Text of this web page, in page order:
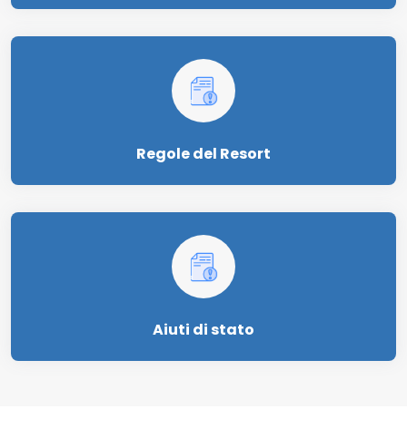
Regole del Resort
Aiuti di stato